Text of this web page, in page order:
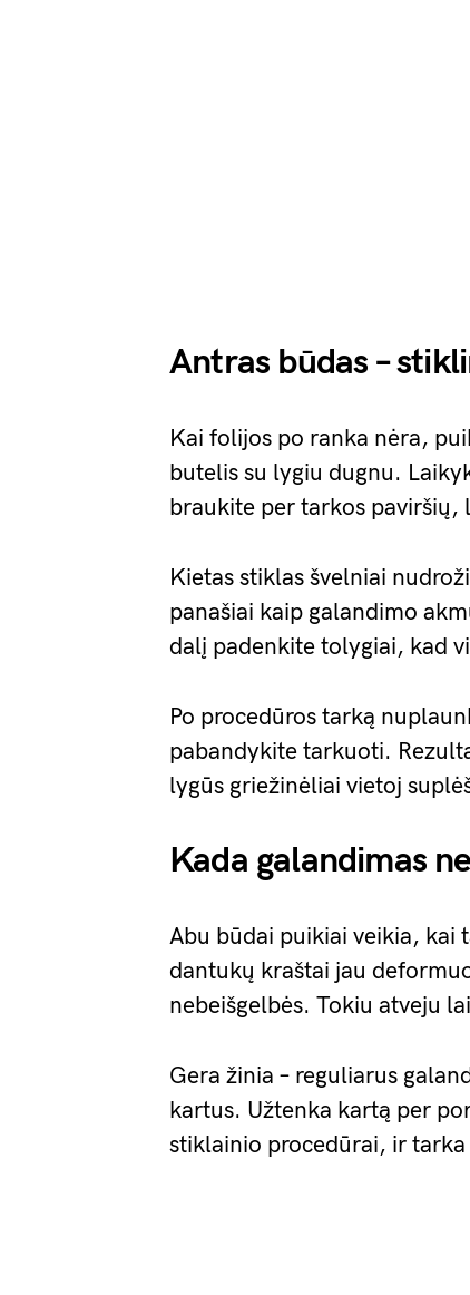
Antras būdas –
Kai folijos po ranka nėra,
butelis su lygiu dugnu.
braukite per tarkos paviršių,
Kietas stiklas švelniai
panašiai kaip galandimo
dalį padenkite tolygiai, kad
Po procedūros tarką
pabandykite tarkuoti.
lygūs griežinėliai vietoj
Kada galandimas
Abu būdai puikiai veikia, kai
dantukų kraštai jau
nebeišgelbės. Tokiu atveju
Gera žinia – reguliarus
kartus. Užtenka kartą per
stiklainio procedūrai, ir